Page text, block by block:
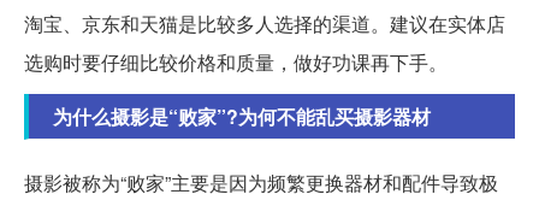
淘宝、京东和天猫是比较多人选择的渠道。建议在实体店
选购时要仔细比较价格和质量，做好功课再下手。
为什么摄影是“败家”?为何不能乱买摄影器材
摄影被称为“败家”主要是因为频繁更换器材和配件导致极